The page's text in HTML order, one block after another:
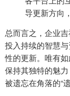
导更新方向
总而言之，企业
投入持续的智慧
性的更新。唯有
保持其独特的魅
被遗忘在角落的“遗